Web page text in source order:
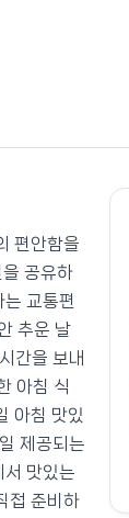
편안함을
공유하
교통편
추운 날
간을 보내
아침 식
아침 맛있
제공되는
서 맛있는
접 준비하